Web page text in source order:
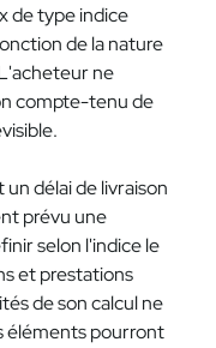
de type indice
de la nature
ne
compte-tenu de
délai de livraison
prévu une
selon l'indice le
et prestations
de son calcul ne
éléments pourront